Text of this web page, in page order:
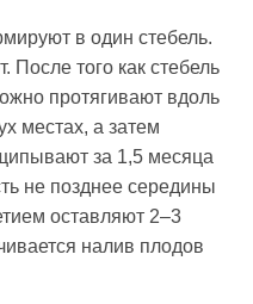
в один стебель.
После того как стебель
протягивают вдоль
местах, а затем
за 1,5 месяца
не позднее середины
оставляют 2–3
налив плодов